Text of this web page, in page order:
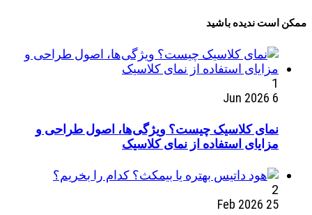
ممکن است ندیده باشید
1
6 Jun 2026
نمای کلاسیک چیست؟ ویژگی‌ها، اصول طراحی و
مزایای استفاده از نمای کلاسیک
2
25 Feb 2026